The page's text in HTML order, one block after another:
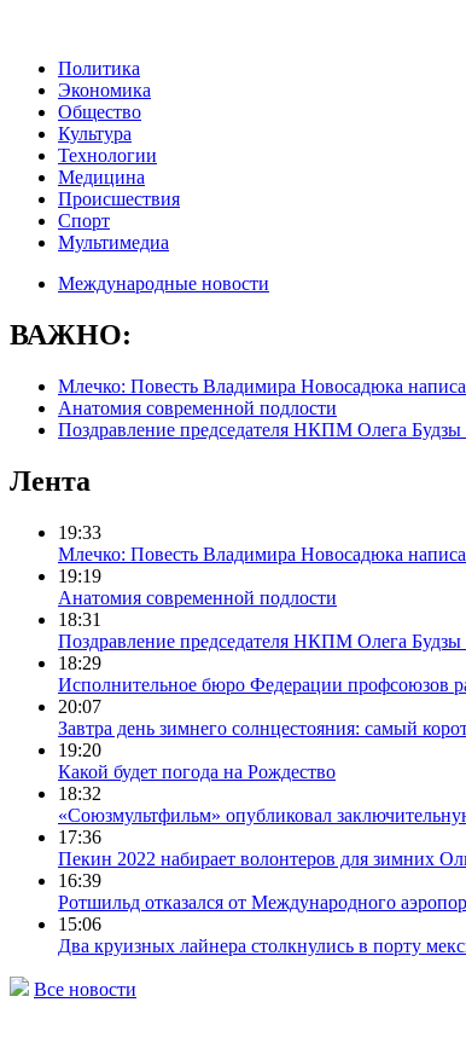
Политика
Экономика
Общество
Культура
Технологии
Медицина
Происшествия
Спорт
Мультимедиа
Международные новости
ВАЖНО:
Млечко: Повесть Владимира Новосадюка
Анатомия современной подлости
Поздравление председателя НКПМ Олега
Лента
19:33
Млечко: Повесть Владимира Новосадюка
19:19
Анатомия современной подлости
18:31
Поздравление председателя НКПМ Олега
18:29
Исполнительное бюро Федерации профсоюзов
20:07
Завтра день зимнего солнцестояния: самый
19:20
Какой будет погода на Рождество
18:32
«Союзмультфильм» опубликовал
17:36
Пекин 2022 набирает волонтеров для зимних
16:39
Ротшильд отказался от Международного
15:06
Два круизных лайнера столкнулись в порту
Все новости